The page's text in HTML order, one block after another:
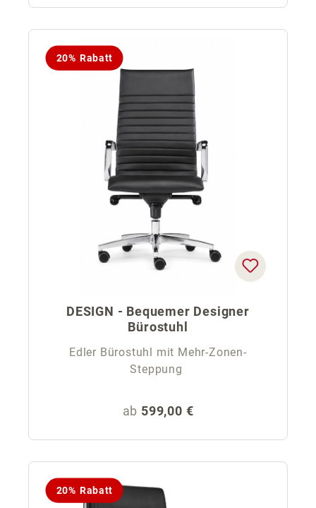
20% Rabatt
DESIGN - Bequemer Designer
Bürostuhl
Edler Bürostuhl mit Mehr-Zonen-
Steppung
Regulärer Preis:
ab 599,00 €
20% Rabatt